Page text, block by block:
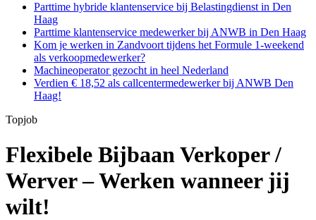
Parttime hybride klantenservice bij Belastingdienst in Den
Haag
Parttime klantenservice medewerker bij ANWB in Den Haag
Kom je werken in Zandvoort tijdens het Formule 1-weekend
als verkoopmedewerker?
Machineoperator gezocht in heel Nederland
Verdien € 18,52 als callcentermedewerker bij ANWB Den
Haag!
Topjob
Flexibele Bijbaan Verkoper /
Werver – Werken wanneer jij
wilt!